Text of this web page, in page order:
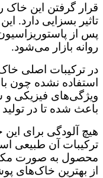
قرار گرفتن این
تاثیر بسزایی دارد.
روانه بازار می‌شود.
در ترکیبات اصلی
استفاده نشده چون
ویژگی‌های فیزیکی و
باعث شده تا در
هیچ آلودگی برای
ترکیبات آن طبیعی
محصول به صورت
از بهترین خاک‌های